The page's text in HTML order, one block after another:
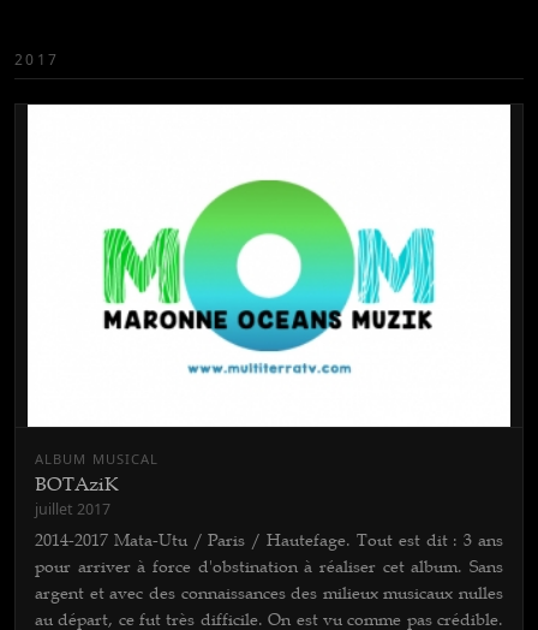
2017
ALBUM MUSICAL
BOTAziK
juillet 2017
2014-2017 Mata-Utu / Paris / Hautefage. Tout est dit : 3 ans
pour arriver à force d'obstination à réaliser cet album. Sans
argent et avec des connaissances des milieux musicaux nulles
au départ, ce fut très difficile. On est vu comme pas crédible.